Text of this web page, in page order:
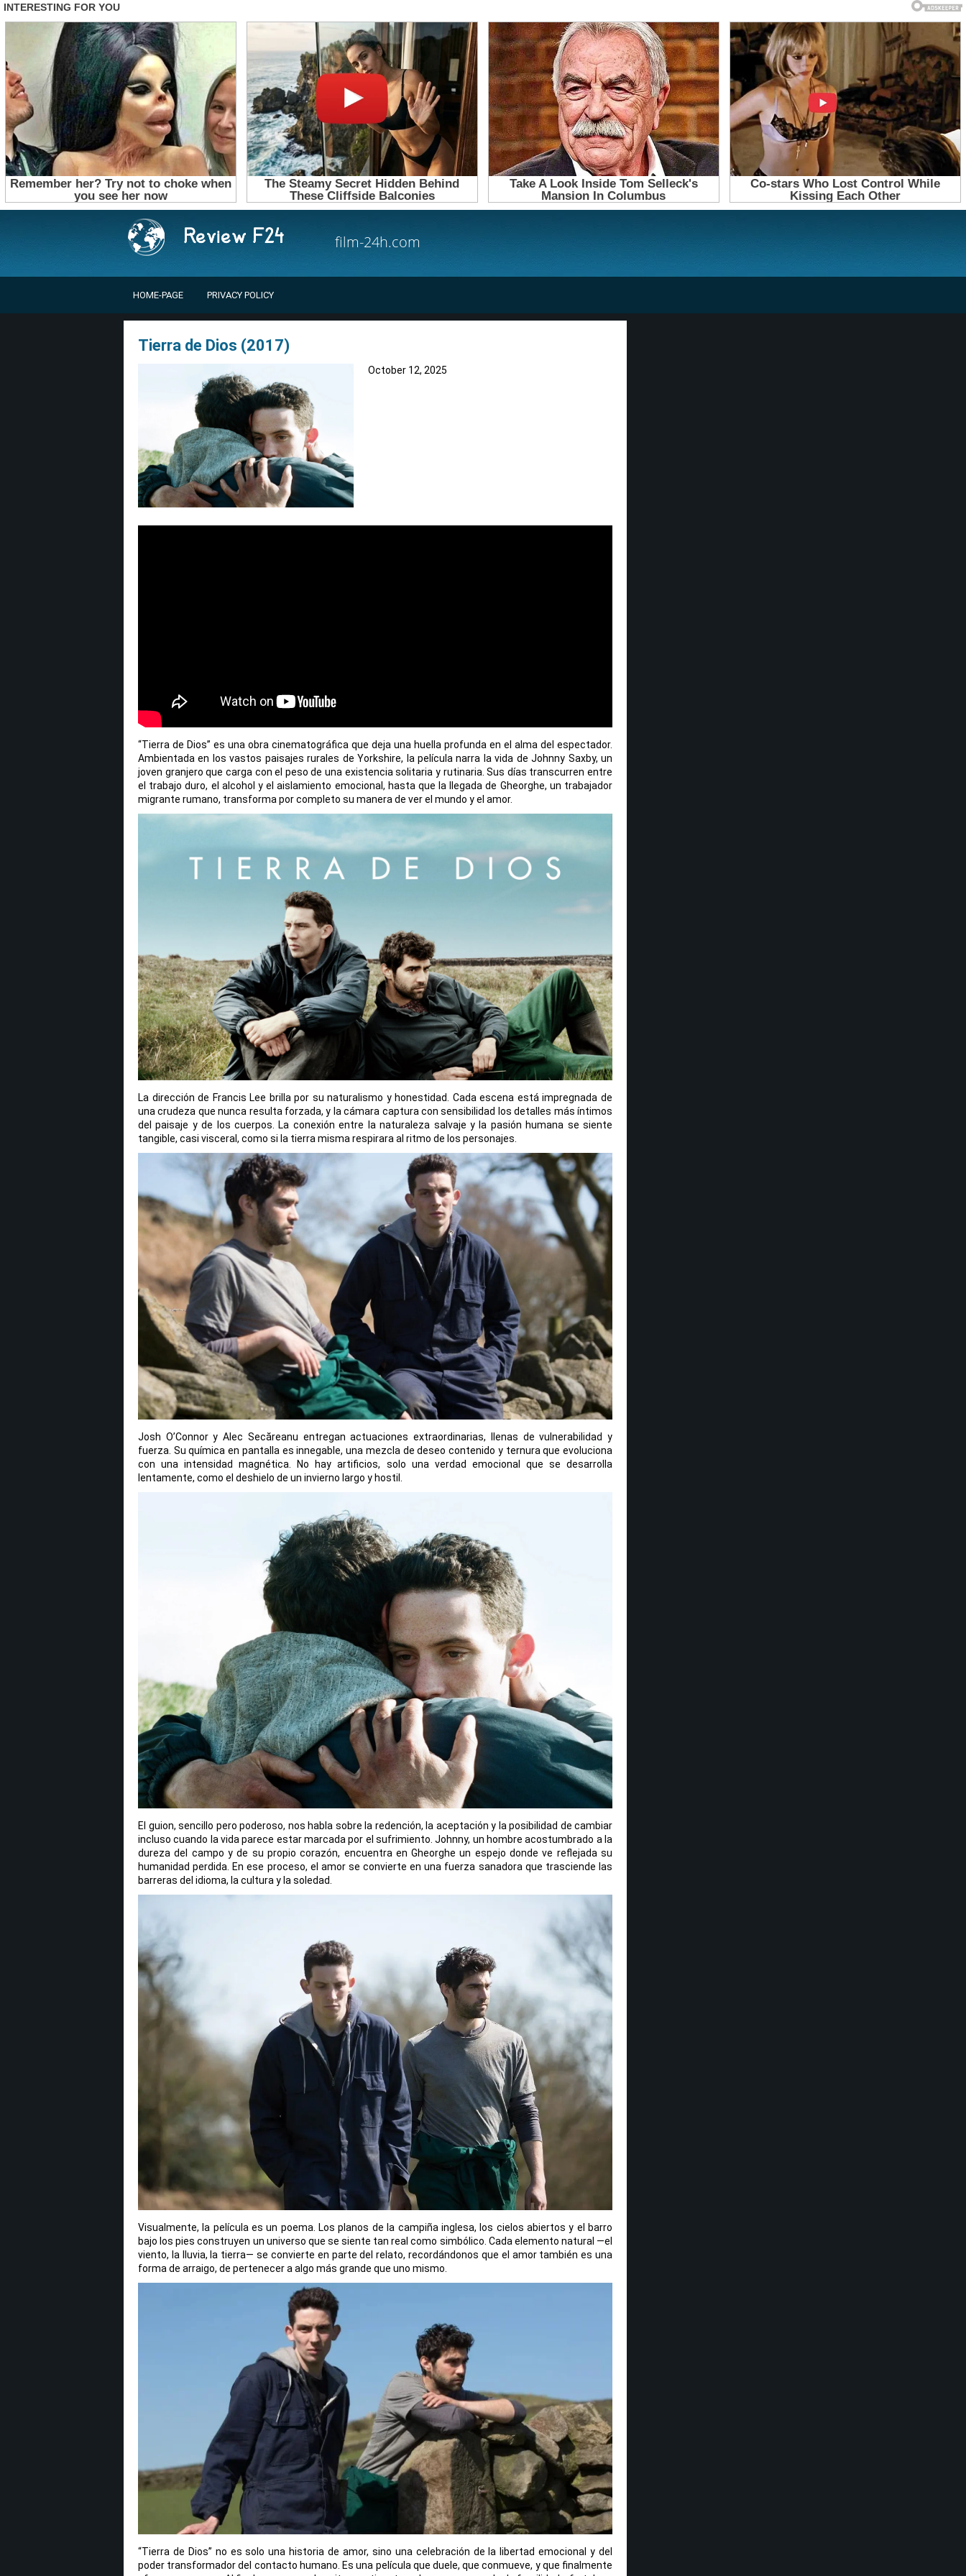
film-24h.com
HOME-PAGE PRIVACY POLICY
Tierra de Dios (2017)
October 12, 2025
“Tierra de Dios” es una obra cinematográfica que deja una huella profunda en el alma del espectador.
Ambientada en los vastos paisajes rurales de Yorkshire, la película narra la vida de Johnny Saxby, un
joven granjero que carga con el peso de una existencia solitaria y rutinaria. Sus días transcurren entre
el trabajo duro, el alcohol y el aislamiento emocional, hasta que la llegada de Gheorghe, un trabajador
migrante rumano, transforma por completo su manera de ver el mundo y el amor.
La dirección de Francis Lee brilla por su naturalismo y honestidad. Cada escena está impregnada de
una crudeza que nunca resulta forzada, y la cámara captura con sensibilidad los detalles más íntimos
del paisaje y de los cuerpos. La conexión entre la naturaleza salvaje y la pasión humana se siente
tangible, casi visceral, como si la tierra misma respirara al ritmo de los personajes.
Josh O’Connor y Alec Secăreanu entregan actuaciones extraordinarias, llenas de vulnerabilidad y
fuerza. Su química en pantalla es innegable, una mezcla de deseo contenido y ternura que evoluciona
con una intensidad magnética. No hay artificios, solo una verdad emocional que se desarrolla
lentamente, como el deshielo de un invierno largo y hostil.
El guion, sencillo pero poderoso, nos habla sobre la redención, la aceptación y la posibilidad de cambiar
incluso cuando la vida parece estar marcada por el sufrimiento. Johnny, un hombre acostumbrado a la
dureza del campo y de su propio corazón, encuentra en Gheorghe un espejo donde ve reflejada su
humanidad perdida. En ese proceso, el amor se convierte en una fuerza sanadora que trasciende las
barreras del idioma, la cultura y la soledad.
Visualmente, la película es un poema. Los planos de la campiña inglesa, los cielos abiertos y el barro
bajo los pies construyen un universo que se siente tan real como simbólico. Cada elemento natural —el
viento, la lluvia, la tierra— se convierte en parte del relato, recordándonos que el amor también es una
forma de arraigo, de pertenecer a algo más grande que uno mismo.
“Tierra de Dios” no es solo una historia de amor, sino una celebración de la libertad emocional y del
poder transformador del contacto humano. Es una película que duele, que conmueve, y que finalmente